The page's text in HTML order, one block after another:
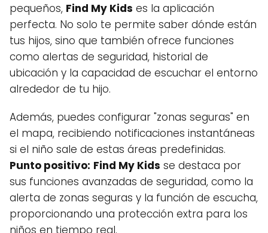
pequeños, Find My Kids es la aplicación
perfecta. No solo te permite saber dónde están
tus hijos, sino que también ofrece funciones
como alertas de seguridad, historial de
ubicación y la capacidad de escuchar el entorno
alrededor de tu hijo.
Además, puedes configurar "zonas seguras" en
el mapa, recibiendo notificaciones instantáneas
si el niño sale de estas áreas predefinidas.
Punto positivo: Find My Kids se destaca por
sus funciones avanzadas de seguridad, como la
alerta de zonas seguras y la función de escucha,
proporcionando una protección extra para los
niños en tiempo real.